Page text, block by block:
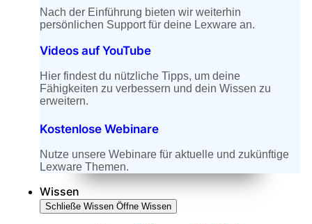
Nach der Einführung bieten wir weiterhin
persönlichen Support für deine Lexware an.
Videos auf YouTube
Hier findest du nützliche Tipps, um deine
Fähigkeiten zu verbessern und dein Wissen zu
erweitern.
Kostenlose Webinare
Nutze unsere Webinare für aktuelle und zukünftige
Lexware Themen.
Wissen
Schließe Wissen Öffne Wissen